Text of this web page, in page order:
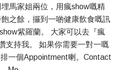
馬家姐兩位，用瘋show嘅精
之餘，攞到一啲健康飲食嘅訊
紫羅蘭。 大家可以去『瘋
支持我。 如果你需要一對一嘅
一個Appointment喇。Contact